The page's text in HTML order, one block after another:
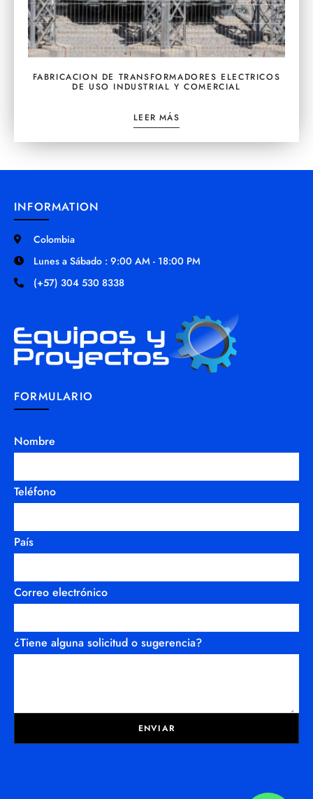
FABRICACION DE TRANSFORMADORES ELECTRICOS
DE USO INDUSTRIAL Y COMERCIAL
LEER MÁS
INFORMATION
Colombia
Lunes a Sábado : 9:00 AM - 18:00 PM
(+57) 304 530 8338
FORMULARIO
Nombre
Teléfono
País
Correo electrónico
¿Tiene alguna solicitud o sugerencia?
ENVIAR